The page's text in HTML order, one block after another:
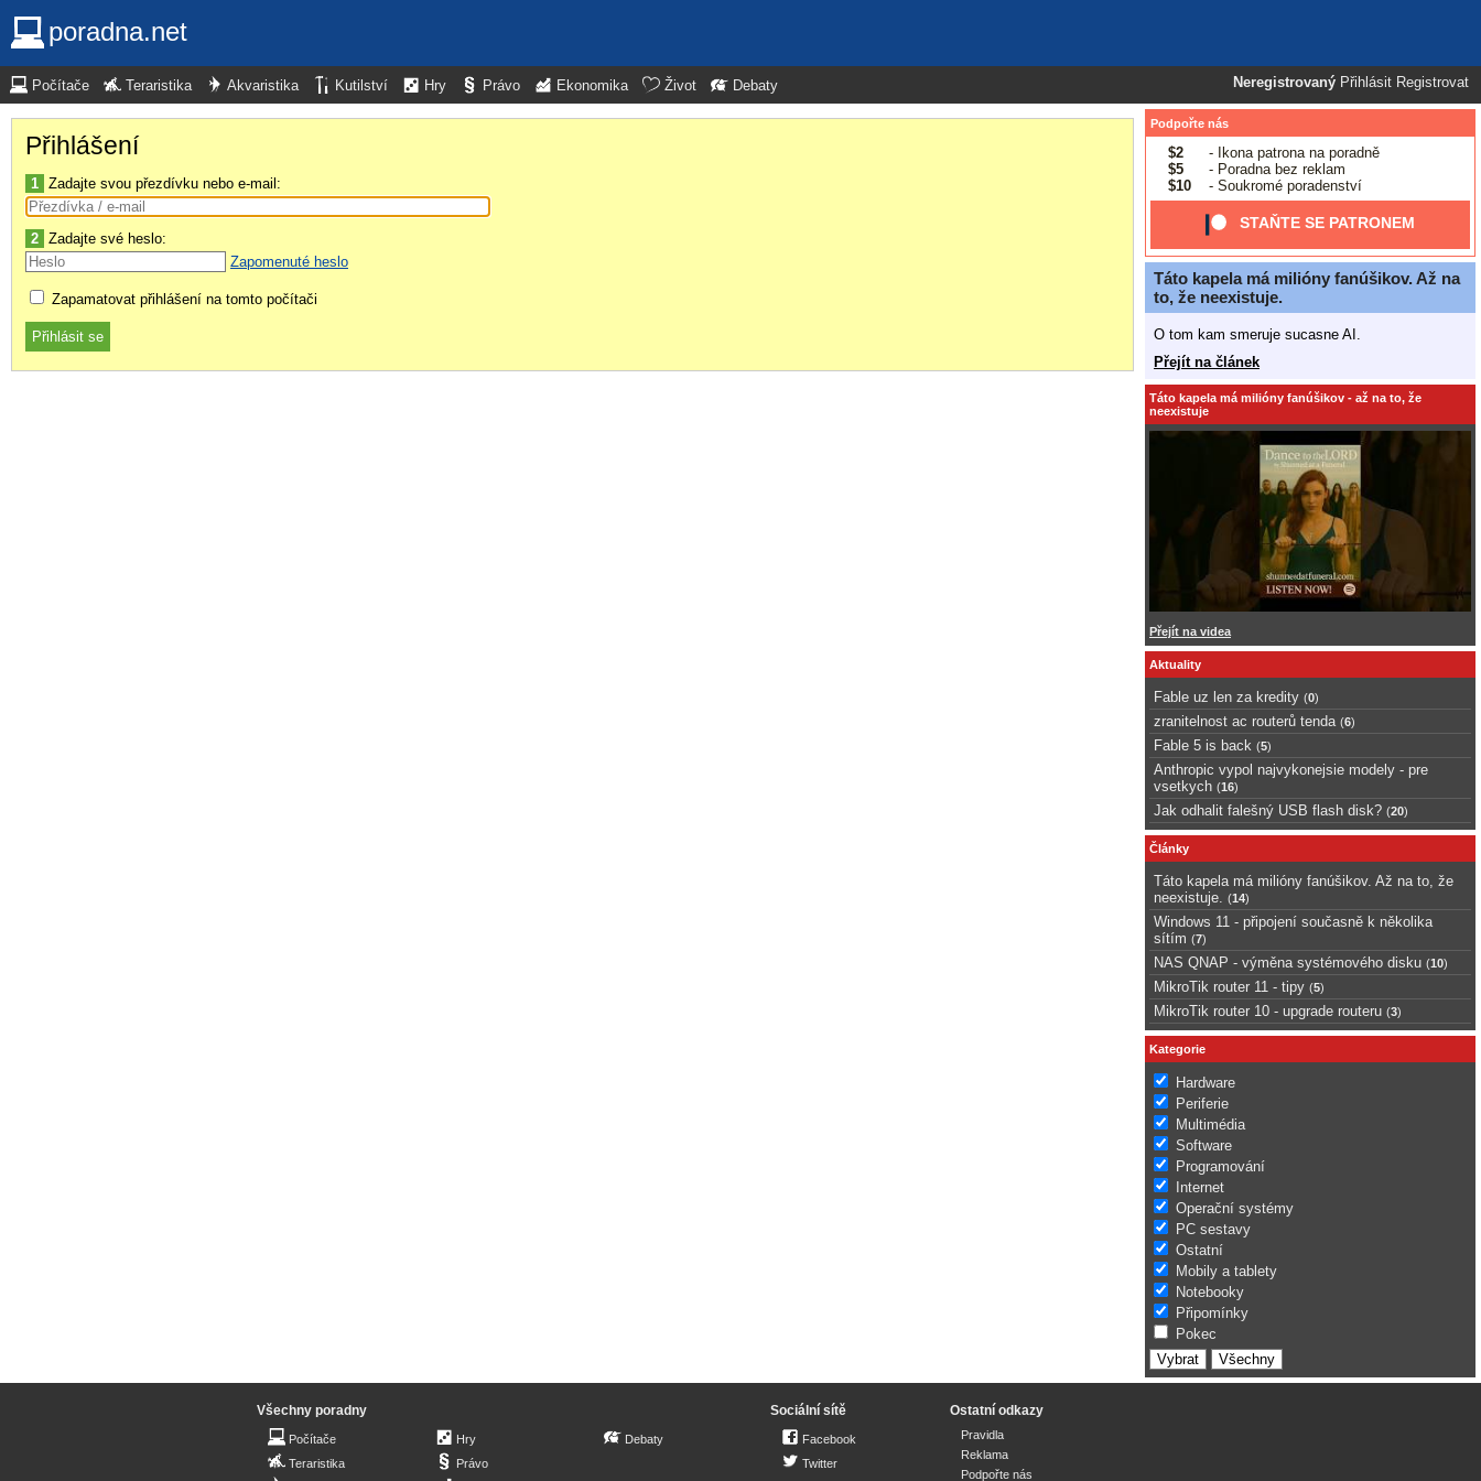
poradna.net
Neregistrovaný Přihlásit Registrovat
Počítače Teraristika Akvaristika Kutilství Hry Právo Ekonomika Život Debaty
Přihlášení
1 Zadajte svou přezdívku nebo e-mail:
2 Zadajte své heslo:
Zapomenuté heslo
Zapamatovat přihlášení na tomto počítači
Podpořte nás
$2
- Ikona patrona na poradně
$5
- Poradna bez reklam
$10
- Soukromé poradenství
STAŇTE SE PATRONEM
Táto kapela má milióny fanúšikov. Až na
to, že neexistuje.
O tom kam smeruje sucasne AI.
Přejít na článek
Táto kapela má milióny fanúšikov - až na to, že
neexistuje
Přejít na videa
Aktuality
Fable uz len za kredity (0)
zranitelnost ac routerů tenda (6)
Fable 5 is back (5)
Anthropic vypol najvykonejsie modely - pre
vsetkych (16)
Jak odhalit falešný USB flash disk? (20)
Články
Táto kapela má milióny fanúšikov. Až na to, že
neexistuje.
(14)
Windows 11 - připojení současně k několika
sítím (7)
NAS QNAP - výměna systémového disku (10)
MikroTik router 11 - tipy (5)
MikroTik router 10 - upgrade routeru (3)
Kategorie
Hardware
Periferie
Multimédia
Software
Programování
Internet
Operační systémy
PC sestavy
Ostatní
Mobily a tablety
Notebooky
Připomínky
Pokec
Všechny poradny
Počítače
Teraristika
Hry
Právo
Debaty
Sociální sítě
Facebook
Twitter
Ostatní odkazy
Pravidla
Reklama
Podpořte nás